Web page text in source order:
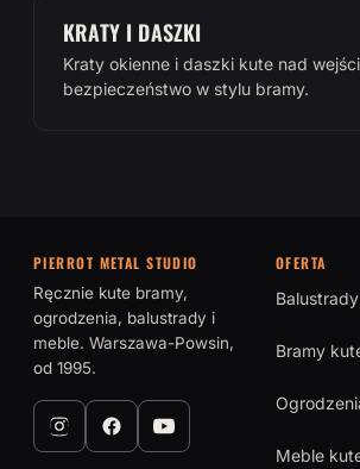
KRATY I DASZKI
Kraty okienne i daszki kute nad
bezpieczeństwo w stylu bramy.
PIERROT METAL STUDIO
Ręcznie kute bramy,
ogrodzenia, balustrady i
meble. Warszawa-Powsin,
od 1995.
OFERTA
Bramy
Meble